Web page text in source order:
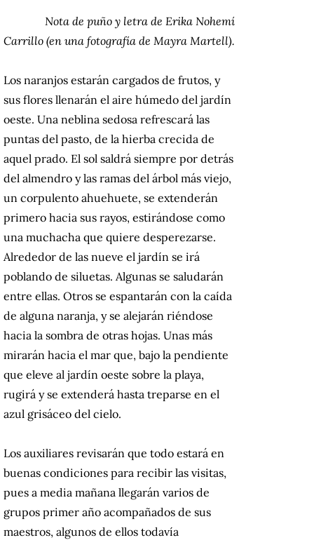
Nota de puño y letra de Erika Nohemí
Carrillo (en una fotografía de Mayra Martell).
Los naranjos estarán cargados de frutos, y
sus flores llenarán el aire húmedo del jardín
oeste. Una neblina sedosa refrescará las
puntas del pasto, de la hierba crecida de
aquel prado. El sol saldrá siempre por detrás
del almendro y las ramas del árbol más viejo,
un corpulento ahuehuete, se extenderán
primero hacia sus rayos, estirándose como
una muchacha que quiere desperezarse.
Alrededor de las nueve el jardín se irá
poblando de siluetas. Algunas se saludarán
entre ellas. Otros se espantarán con la caída
de alguna naranja, y se alejarán riéndose
hacia la sombra de otras hojas. Unas más
mirarán hacia el mar que, bajo la pendiente
que eleve al jardín oeste sobre la playa,
rugirá y se extenderá hasta treparse en el
azul grisáceo del cielo.
Los auxiliares revisarán que todo estará en
buenas condiciones para recibir las visitas,
pues a media mañana llegarán varios de
grupos primer año acompañados de sus
maestros, algunos de ellos todavía